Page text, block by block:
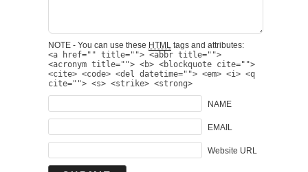
NOTE - You can use these HTML tags and attributes:
<a href="" title=""> <abbr title="">
<acronym title=""> <b> <blockquote cite="">
<cite> <code> <del datetime=""> <em> <i> <q
cite=""> <s> <strike> <strong>
NAME
EMAIL
Website URL